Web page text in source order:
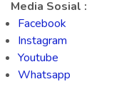
Media Sosial :
Facebook
Instagram
Youtube
Whatsapp